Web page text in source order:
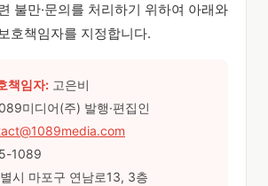
불만·문의를 처리하기 위하여 아래와
호책임자를 지정합니다.
책임자: 고은비
미디어(주) 발행·편집인
1089
시 마포구 연남로13, 3층